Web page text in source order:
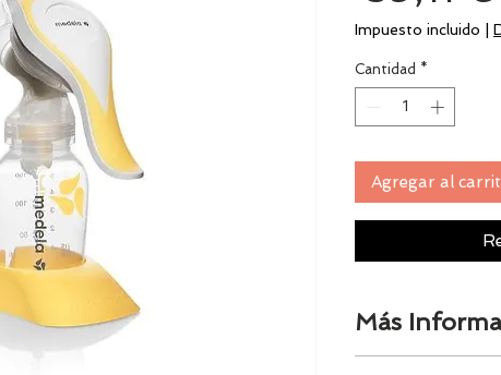
Impuesto incluido
Cantidad *
Agregar al
Más